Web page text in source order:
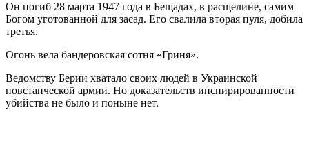
Он погиб 28 марта 1947 года в Бещадах, в расщелине, самим
Богом уготованной для засад. Его свалила вторая пуля, добила
третья.
Огонь вела бандеровская сотня «Гриня».
Ведомству Берии хватало своих людей в Украинской
повстанческой армии. Но доказательств инспирированности
убийства не было и поныне нет.